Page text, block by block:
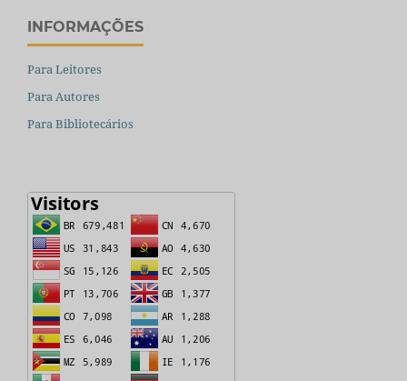
INFORMAÇÕES
Para Leitores
Para Autores
Para Bibliotecários